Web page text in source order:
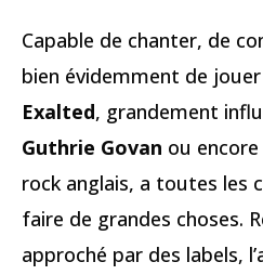
Capable de chanter, de
bien évidemment de
Exalted, grandement
Guthrie Govan ou encore
rock anglais, a toutes les
faire de grandes choses.
approché par des labels,